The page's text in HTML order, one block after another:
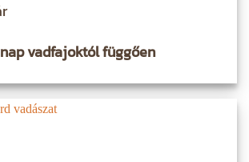
vadfajoktól függően